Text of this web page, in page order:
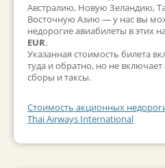
Австралию, Новую Зеландию,
Восточную Азию — у нас вы
недорогие авиабилеты в этих
EUR.
Указанная стоимость билета
туда и обратно, но не
сборы и таксы.
Стоимость акционных
Thai Airways International